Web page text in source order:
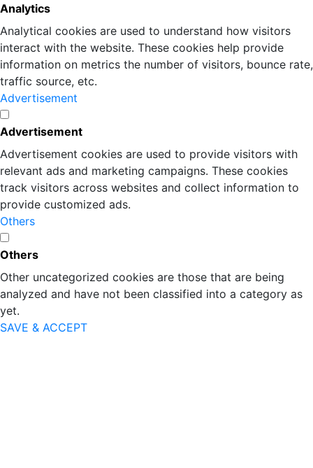
Analytics
Analytical cookies are used to understand how visitors
interact with the website. These cookies help provide
information on metrics the number of visitors, bounce rate,
traffic source, etc.
Advertisement
Advertisement
Advertisement cookies are used to provide visitors with
relevant ads and marketing campaigns. These cookies
track visitors across websites and collect information to
provide customized ads.
Others
Others
Other uncategorized cookies are those that are being
analyzed and have not been classified into a category as
yet.
SAVE & ACCEPT